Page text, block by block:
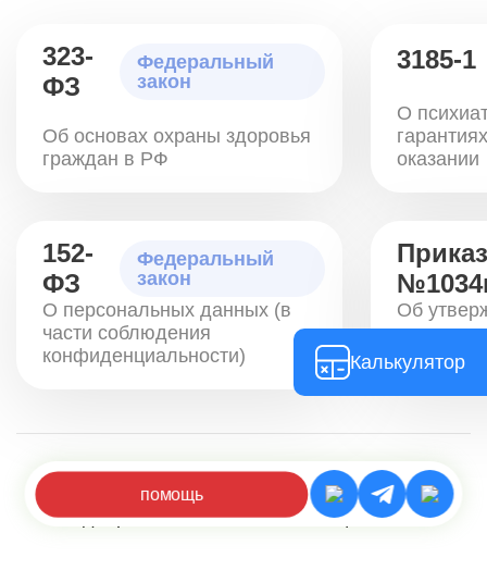
323-
ФЗ
Федеральный
закон
Об основах охраны здоровья
граждан в РФ
3185-1
О
оказании
152-
ФЗ
Федеральный
закон
О персональных данных (в
части соблюдения
конфиденциальности)
Приказ
Об
Также соблюдаем медицинскую тайну и
действуем на основании информированного
добровольного согласия пациента.
Калькулятор
помощь